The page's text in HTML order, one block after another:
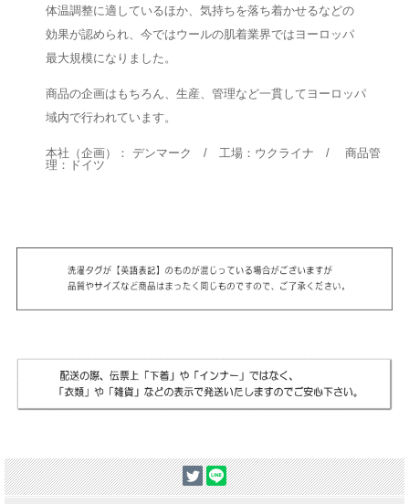
体温調整に適しているほか、気持ちを落ち着かせるなどの
効果が認められ、今ではウールの肌着業界ではヨーロッパ
最大規模になりました。
商品の企画はもちろん、生産、管理など一貫してヨーロッパ
域内で行われています。
本社（企画）： デンマーク / 工場：ウクライナ / 商品管
理：ドイツ